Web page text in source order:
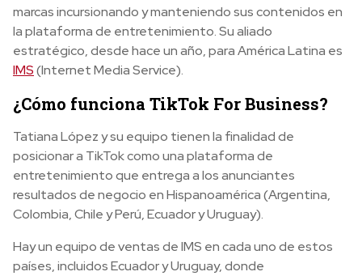
marcas incursionando y manteniendo sus contenidos en
la plataforma de entretenimiento. Su aliado
estratégico, desde hace un año, para América Latina es
IMS(Internet Media Service).
¿Cómo funciona TikTok For Business?
Tatiana López y su equipo tienen la finalidad de
posicionar a TikTok comouna plataforma de
entretenimiento que entrega a los anunciantes
resultados de negocio en Hispanoamérica (Argentina,
Colombia, Chile y Perú, Ecuador y Uruguay).
Hay un equipo de ventas de IMS en cada uno de estos
países, incluidos Ecuador y Uruguay, donde